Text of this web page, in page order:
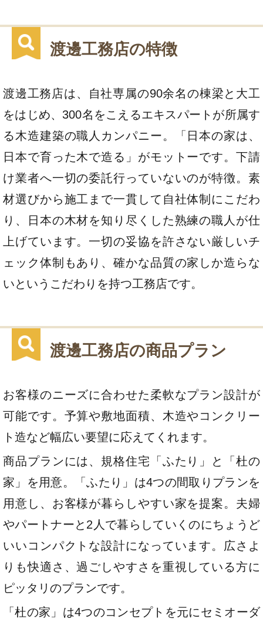
渡邊工務店の特徴
渡邊工務店は、自社専属の90余名の棟梁と大工
をはじめ、300名をこえるエキスパートが所属す
る木造建築の職人カンパニー。「日本の家は、
日本で育った木で造る」がモットーです。下請
け業者へ一切の委託行っていないのが特徴。素
材選びから施工まで一貫して自社体制にこだわ
り、日本の木材を知り尽くした熟練の職人が仕
上げています。一切の妥協を許さない厳しいチ
ェック体制もあり、確かな品質の家しか造らな
いというこだわりを持つ工務店です。
渡邊工務店の商品プラン
お客様のニーズに合わせた柔軟なプラン設計が
可能です。予算や敷地面積、木造やコンクリー
ト造など幅広い要望に応えてくれます。
商品プランには、規格住宅「ふたり」と「杜の
家」を用意。「ふたり」は4つの間取りプランを
用意し、お客様が暮らしやすい家を提案。夫婦
やパートナーと2人で暮らしていくのにちょうど
いいコンパクトな設計になっています。広さよ
りも快適さ、過ごしやすさを重視している方に
ピッタリのプランです。
「杜の家」は4つのコンセプトを元にセミオーダ